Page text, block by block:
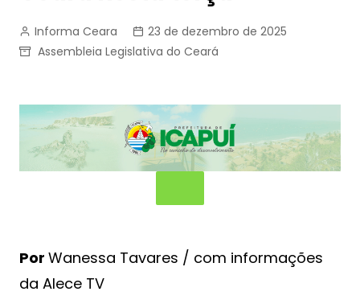
Informa Ceara
23 de dezembro de 2025
Assembleia Legislativa do Ceará
Por Wanessa Tavares / com informações
da Alece TV